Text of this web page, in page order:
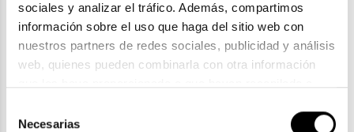
sociales y analizar el tráfico. Además, compartimos
información sobre el uso que haga del sitio web con
nuestros partners de redes sociales, publicidad y análisis
web, quienes pueden combinarla con otra información
la política de privacidad en el siguiente
. Consulta
Necesarias
Tommy Hilfiger